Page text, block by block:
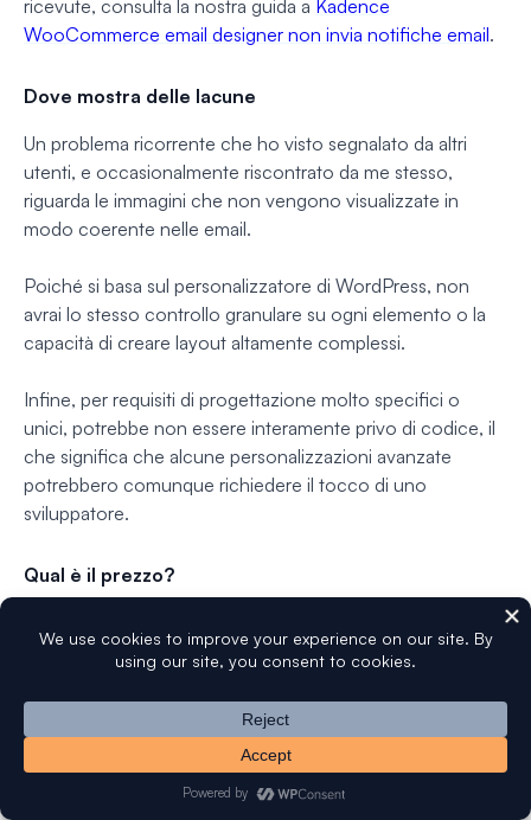
ricevute, consulta la nostra guida a Kadence
WooCommerce email designer non invia notifiche email.
Dove mostra delle lacune
Un problema ricorrente che ho visto segnalato da altri
utenti, e occasionalmente riscontrato da me stesso,
riguarda le immagini che non vengono visualizzate in
modo coerente nelle email.
Poiché si basa sul personalizzatore di WordPress, non
avrai lo stesso controllo granulare su ogni elemento o la
capacità di creare layout altamente complessi.
Infine, per requisiti di progettazione molto specifici o
unici, potrebbe non essere interamente privo di codice, il
che significa che alcune personalizzazioni avanzate
potrebbero comunque richiedere il tocco di uno
sviluppatore.
Qual è il prezzo?
Il mio verdetto
Nonostante occasionali problemi di